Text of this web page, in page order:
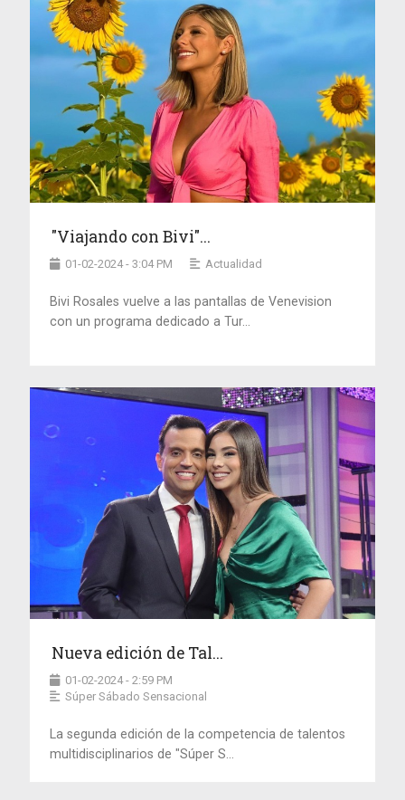
"Viajando con Bivi"...
01-02-2024 - 3:04 PM Actualidad
Bivi Rosales vuelve a las pantallas de Venevision
con un programa dedicado a Tur...
Nueva edición de Tal...
01-02-2024 - 2:59 PM
Súper Sábado Sensacional
La segunda edición de la competencia de talentos
multidisciplinarios de "Súper S...